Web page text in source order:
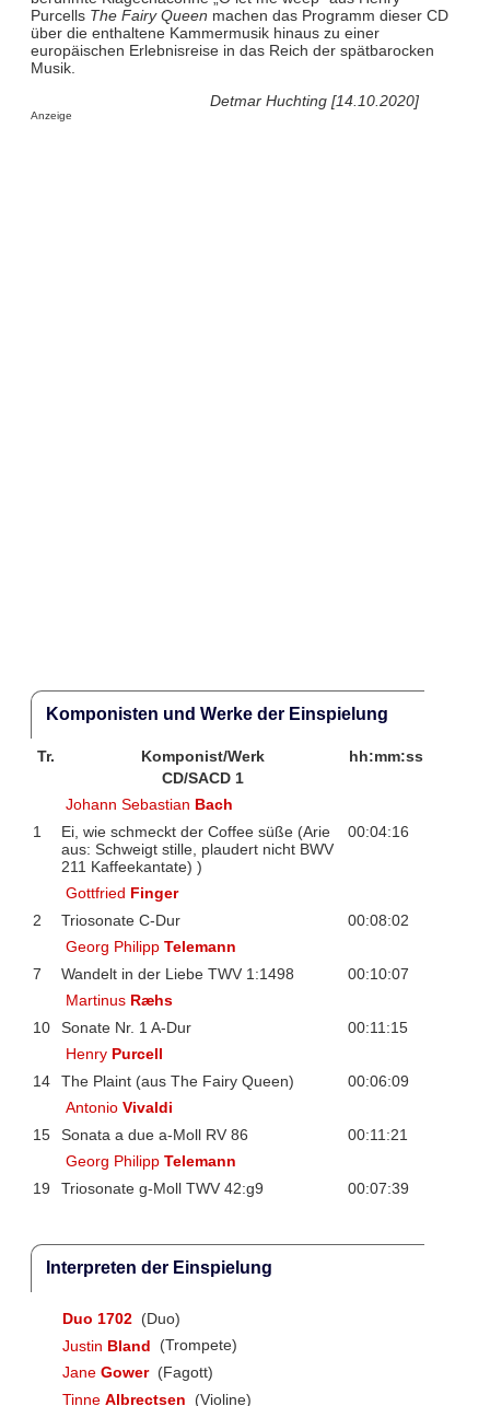
Purcells The Fairy Queen machen das Programm dieser CD
über die enthaltene Kammermusik hinaus zu einer
europäischen Erlebnisreise in das Reich der spätbarocken
Musik.
Detmar Huchting [14.10.2020]
Anzeige
Komponisten und Werke der Einspielung
Tr. Komponist/Werk
hh:mm:ss
CD/SACD 1
Johann Sebastian Bach
1
Ei, wie schmeckt der Coffee süße (Arie
aus: Schweigt stille, plaudert nicht BWV
211 Kaffeekantate) )
00:04:16
Gottfried Finger
2
Triosonate C-Dur
00:08:02
Georg PhilippTelemann
7
Wandelt in der Liebe TWV 1:1498
00:10:07
Martinus Ræhs
10
Sonate Nr. 1 A-Dur
00:11:15
Henry Purcell
14
The Plaint (aus The Fairy Queen)
00:06:09
AntonioVivaldi
15
Sonata a due a-Moll RV 86
00:11:21
Georg PhilippTelemann
19
Triosonate g-Moll TWV 42:g9 00:07:39
Interpreten der Einspielung
Duo 1702 (Duo)
Justin Bland
(Trompete)
Jane Gower (Fagott)
Tinne Albrectsen (Violine)